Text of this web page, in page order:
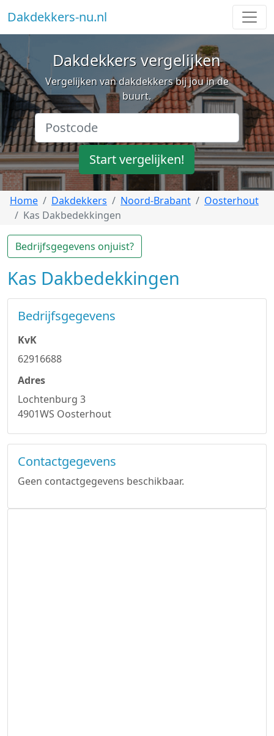
Dakdekkers-nu.nl
Dakdekkers vergelijken
Vergelijken van dakdekkers bij jou in de
buurt.
Start vergelijken!
Home Dakdekkers Noord-Brabant
Oosterhout
Kas Dakbedekkingen
Bedrijfsgegevens onjuist?
Kas Dakbedekkingen
Bedrijfsgegevens
KvK
62916688
Adres
Lochtenburg 3
4901WS Oosterhout
Contactgegevens
Geen contactgegevens beschikbaar.